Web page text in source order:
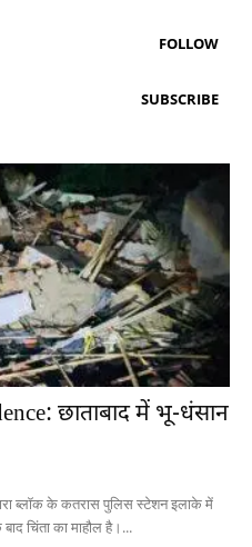
FOLLOW
SUBSCRIBE
छाताबाद में भू-धंसान
ब्लॉक के कतरास पुलिस स्टेशन इलाके में
चिंता का माहौल है।...